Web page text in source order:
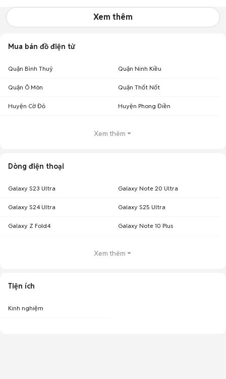
Xem thêm
Mua bán đồ điện tử
Quận Bình Thuỷ Quận Ninh Kiều
Quận Ô Môn Quận Thốt Nốt
Huyện Cờ Đỏ Huyện Phong Điền
Xem thêm
Dòng điện thoại
Galaxy S23 Ultra Galaxy Note 20 Ultra
Galaxy S24 Ultra Galaxy S25 Ultra
Galaxy Z Fold4 Galaxy Note 10 Plus
Xem thêm
Tiện ích
Kinh nghiệm